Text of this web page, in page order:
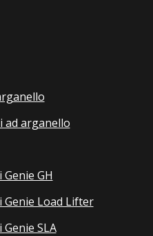
ad arganello
GH
Load Lifter
SLA